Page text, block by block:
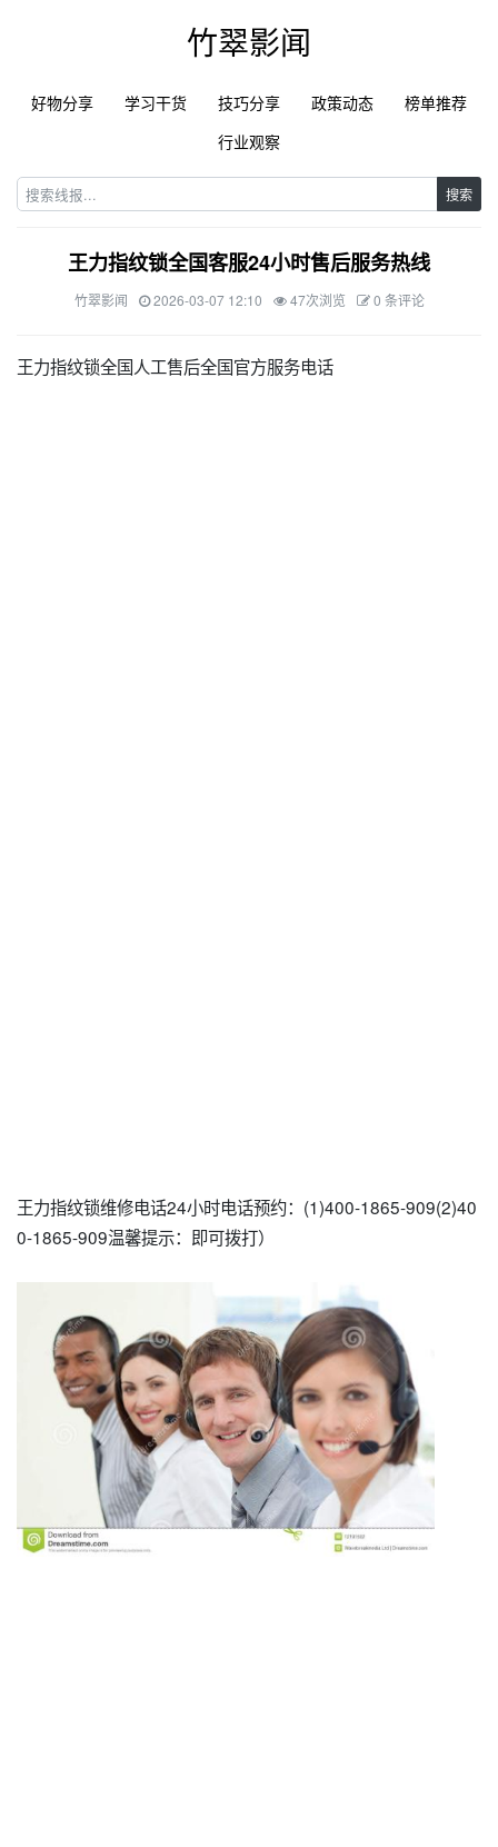
竹翠影闻
好物分享 学习干货 技巧分享 政策动态
榜单推荐
行业观察
搜索
王力指纹锁全国客服24小时售后服务热线
竹翠影闻 2026-03-07 12:10 47次浏览 0 条评论
王力指纹锁全国人工售后全国官方服务电话
王力指纹锁维修电话24小时电话预约：(1)400-1865-909(2)40
0-1865-909温馨提示：即可拨打）